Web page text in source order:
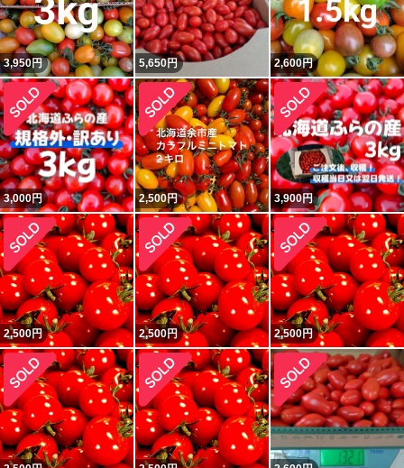
3,950円 5,650円 2,600円
3,000円 2,500円 3,900円
2,500円 2,500円 2,500円